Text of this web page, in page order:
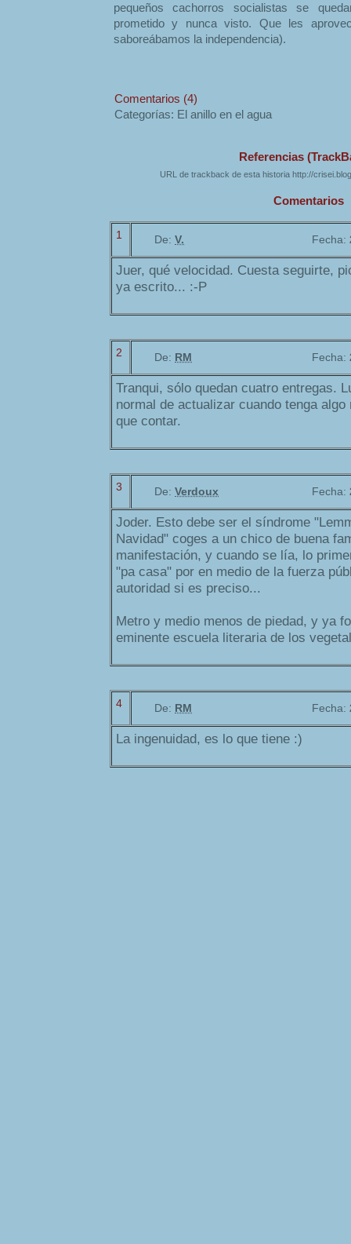
pequeños cachorros socialistas se
prometido y nunca visto. Que les
saboreábamos la independencia).
Comentarios (4)
Categorías: El anillo en el agua
Referencias
URL de trackback de esta historia http://
Comentarios
1 De: V. Fecha:
Juer, qué velocidad. Cuesta seguirte,
ya escrito... :-P
2 De: RM Fecha:
Tranqui, sólo quedan cuatro entregas.
normal de actualizar cuando tenga
que contar.
3 De: Verdoux Fecha:
Joder. Esto debe ser el síndrome
Navidad" coges a un chico de buena
manifestación, y cuando se lía, lo
"pa casa" por en medio de la fuerza
autoridad si es preciso...
Metro y medio menos de piedad, y ya
eminente escuela literaria de los
4 De: RM Fecha:
La ingenuidad, es lo que tiene :)